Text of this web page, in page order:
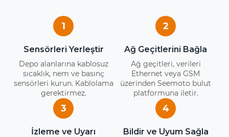
1
Sensörleri Yerleştir
Depo alanlarına kablosuz
sıcaklık, nem ve basınç
sensörleri kurun. Kablolama
gerektirmez.
2
Ağ Geçitlerini Bağla
Ağ geçitleri, verileri
Ethernet veya GSM
üzerinden Seemoto bulut
platformuna iletir.
3
İzleme ve Uyarı
4
Bildir ve Uyum Sağla